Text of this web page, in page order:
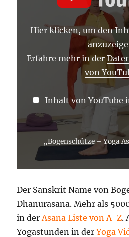
LEXIKON“
YOUTUBE
ANZEIGEN
Hier klicken, um den
Erfahre mehr in der
von
Inhalt von YouTube
„Bogenschütze – Yoga
Der Sanskrit Name von
Dhanurasana. Mehr als
in derAsana Liste von A-Z.
Yogastunden in derYoga